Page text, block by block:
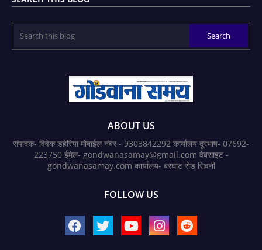
ABOUT US
संपादक- विवेक डहेरिया मोबाईल नंबर - 9303842292 कार्यालय दूरभाष- 07692-
223750 ईमेल- gondwanasamay@gmail.com वेबसाइट -
gondwanasamay.com कार्यालय- बरघाट रोड सिवनी
FOLLOW US